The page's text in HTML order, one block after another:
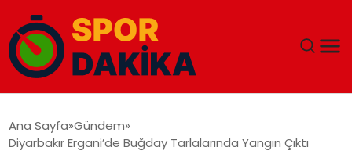
GÜNDEM
Ana Sayfa Gündem
Diyarbakır Ergani’de Buğday Tarlalarında Yangın Çıktı